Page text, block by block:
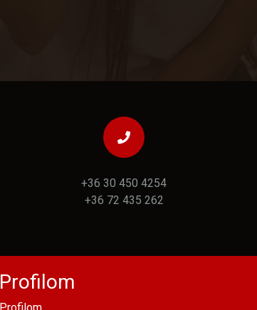
+36 30 450 4254
+36 72 435 262
Profilom